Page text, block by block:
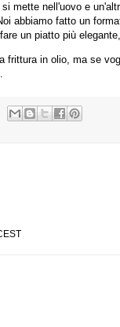
mette nell'uovo e
abbiamo fatto un
un piatto più
frittura in olio, ma se